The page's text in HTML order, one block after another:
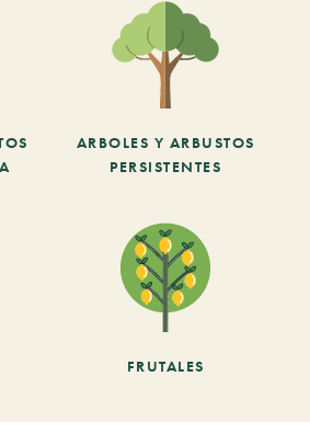
ARBOLES Y ARBUSTOS
PERSISTENTES
FRUTALES